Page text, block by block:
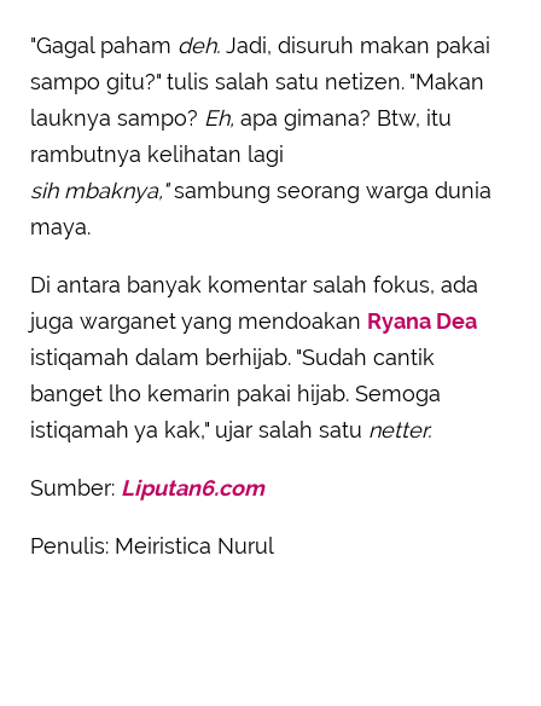
"Gagal paham deh. Jadi, disuruh makan pakai
sampo gitu?" tulis salah satu netizen. "Makan
lauknya sampo? Eh, apa gimana? Btw, itu
rambutnya kelihatan lagi
sih mbaknya,"sambung seorang warga dunia
maya.
Di antara banyak komentar salah fokus, ada
juga warganet yang mendoakan Ryana Dea
istiqamah dalam berhijab. "Sudah cantik
banget lho kemarin pakai hijab. Semoga
istiqamah ya kak," ujar salah satu netter.
Sumber: Liputan6.com
Penulis: Meiristica Nurul